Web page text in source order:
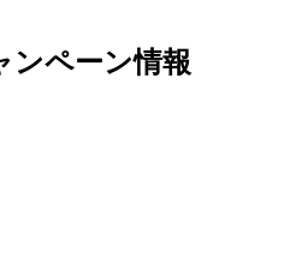
ンペーン情報